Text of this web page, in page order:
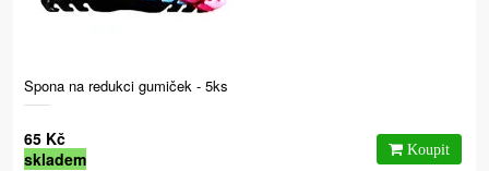
Spona na redukci gumiček - 5ks
65 Kč
skladem